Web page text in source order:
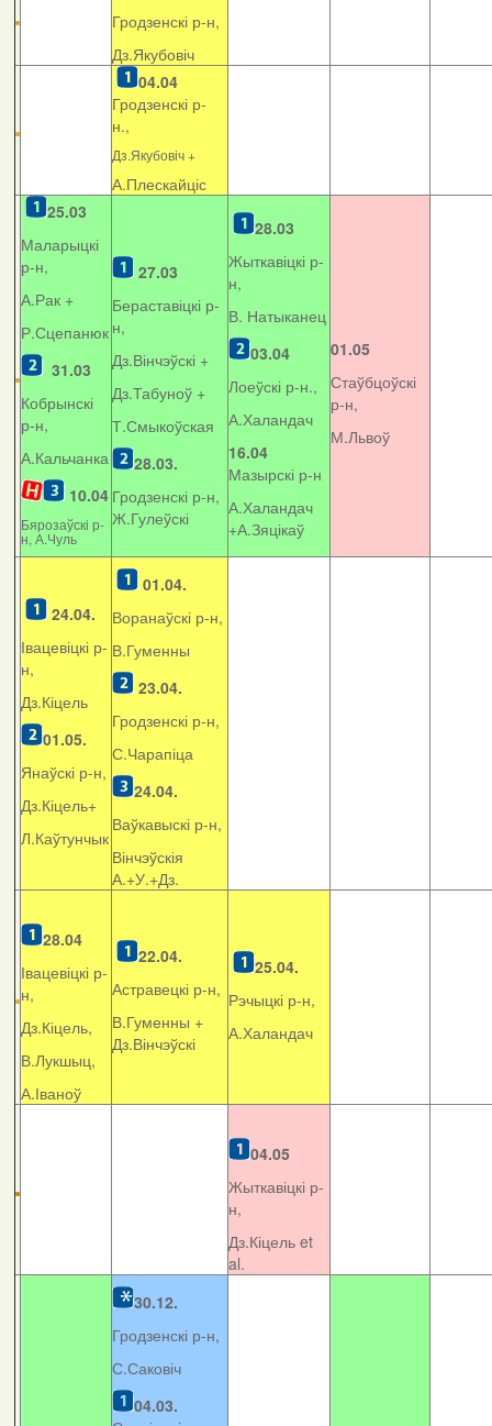
Гродзенскі р-н,
Дз.Якубовіч
04.04
Гродзенскі р-
н.,
Дз.Якубовіч +
А.Плескайціс
25.03
Маларыцкі
р-н,
А.Рак +
Р.Сцепанюк
31.03
Кобрынскі
р-н,
А.Кальчанка
10.04
Бярозаўскі р-
н, А.Чуль
27.03
Бераставіцкі р-
н,
Дз.Вінчэўскі +
Дз.Табуноў +
Т.Смыкоўская
28.03.
Гродзенскі р-н,
Ж.Гулеўскі
28.03
Жыткавіцкі р-
н,
В. Натыканец
03.04
Лоеўскі р-н.,
А.Халандач
16.04
Мазырскі р-н
А.Халандач
+А.Зяцікаў
01.05
Стаўбцоўскі
р-н,
М.Львоў
24.04.
Івацевіцкі р-
н,
Дз.Кіцель
01.05.
Янаўскі р-н,
Дз.Кіцель+
Л.Каўтунчык
01.04.
Воранаўскі р-н,
В.Гуменны
23.04.
Гродзенскі р-н,
С.Чарапіца
24.04.
Ваўкавыскі р-н,
Вінчэўскія
А.+У.+Дз.
28.04
Івацевіцкі р-
н,
Дз.Кіцель,
В.Лукшыц,
А.Іваноў
22.04.
Астравецкі р-н,
В.Гуменны +
Дз.Вінчэўскі
25.04.
Рэчыцкі р-н,
А.Халандач
04.05
Жыткавіцкі р-
н,
Дз.Кіцель et
al.
30.12.
Гродзенскі р-н,
С.Саковіч
04.03.